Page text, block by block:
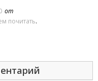
от
почитать.